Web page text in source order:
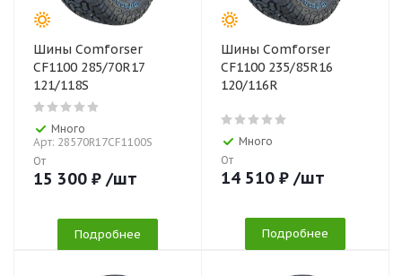
Шины Comforser
CF1100 285/70R17
121/118S
Много
Арт: 28570R17CF1100S
От
15 300 ₽ /шт
Подробнее
Шины Comforser
CF1100 235/85R16
120/116R
Много
От
14 510 ₽ /шт
Подробнее